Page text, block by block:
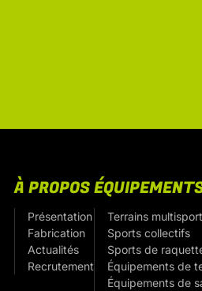
À PROPOS
Présentation
Fabrication
Actualités
Recrutement
Terrains
Sports collectifs
Sports de
Équipements de
Équipements de